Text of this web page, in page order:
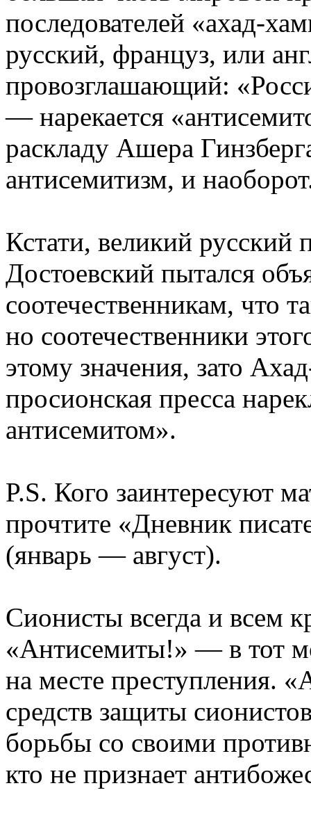
последователей «ахад-
русский, француз, или
провозглашающий:
— нарекается
раскладу Ашера
антисемитизм, и
Кстати, великий
Достоевский пытался
соотечественникам, что
но соотечественники
этому значения, зато
просионская пресса
антисемитом».
P.S. Кого заинтересуют
прочтите «Дневник
(январь — август).
Сионисты всегда и всем
«Антисемиты!» — в тот
на месте преступления.
средств защиты
борьбы со своими
кто не признает